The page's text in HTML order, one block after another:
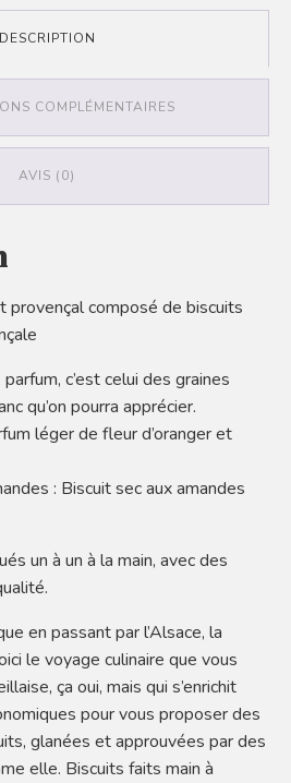
DESCRIPTION
COMPLÉMENTAIRES
AVIS (0)
provençal composé de biscuits
c’est celui des graines
qu’on pourra apprécier.
léger de fleur d’oranger et
: Biscuit sec aux amandes
un à un à la main, avec des
en passant par l’Alsace, la
le voyage culinaire que vous
ça oui, mais qui s’enrichit
pour vous proposer des
glanées et approuvées par des
elle. Biscuits faits main à